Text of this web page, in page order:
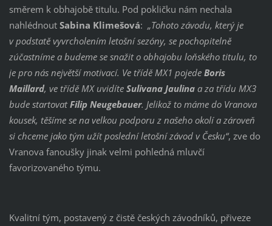
směrem k obhajobě titulu. Pod pokličku nám nechala
nahlédnout Sabina Klimešová: „Tohoto závodu, který je
v podstatě vyvrcholením letošní sezóny, se pochopitelně
zúčastníme a budeme se snažit o obhajobu loňského titulu, to
je pro nás největší motivací. Ve třídě MX1 pojede Boris
Maillard, ve třídě MX uvidíte Sulivana Jaulinaa za třídu MX3
bude startovatFilip Neugebauer. Jelikož to máme do Vranova
kousek, těšíme se na velkou podporu z našeho okolí a zároveň
si chceme jako tým užít poslední letošní závod v Česku“, zve do
Vranova fanoušky jinak velmi pohledná mluvčí
favorizovaného týmu.
Kvalitní tým, postavený z čistě českých závodníků, přiveze